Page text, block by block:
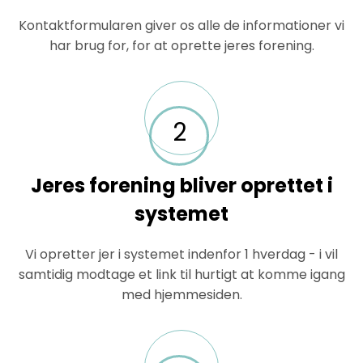
Kontaktformularen giver os alle de informationer vi
har brug for, for at oprette jeres forening.
2
Jeres forening bliver oprettet i
systemet
Vi opretter jer i systemet indenfor 1 hverdag - i vil
samtidig modtage et link til hurtigt at komme igang
med hjemmesiden.